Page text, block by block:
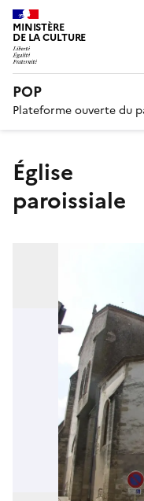
MINISTÈRE
DE LA CULTURE
POP
Plateforme ouverte du
église
paroissiale